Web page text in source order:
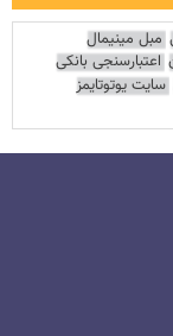
مبل مینیمال
اعتبارسنجی بانکی
سایت یوتوتایمز